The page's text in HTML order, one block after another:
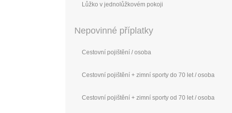
Lůžko v jednolůžkovém pokoji
Nepovinné příplatky
Cestovní pojištění / osoba
Cestovní pojištění + zimní sporty do 70 let / osoba
Cestovní pojištění + zimní sporty od 70 let / osoba